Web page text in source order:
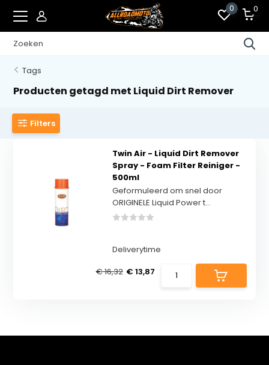
0 0
Tags
Producten getagd met Liquid Dirt Remover
Filters
Twin Air - Liquid Dirt Remover
Spray - Foam Filter Reiniger -
500ml
Geformuleerd om snel door
ORIGINELE Liquid Power t...
Deliverytime
€ 16,32 € 13,87